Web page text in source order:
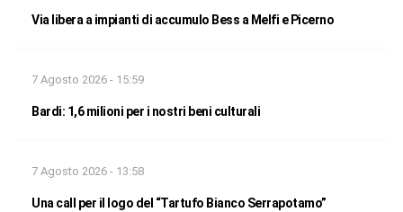
Via libera a impianti di accumulo Bess a Melfi e Picerno
7 Agosto 2026 - 15:59
Bardi: 1,6 milioni per i nostri beni culturali
7 Agosto 2026 - 13:58
Una call per il logo del “Tartufo Bianco Serrapotamo”